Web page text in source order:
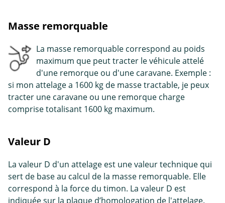
Masse remorquable
La masse remorquable correspond au poids
maximum que peut tracter le véhicule attelé
d'une remorque ou d'une caravane. Exemple :
si mon attelage a 1600 kg de masse tractable, je peux
tracter une caravane ou une remorque charge
comprise totalisant 1600 kg maximum.
Valeur D
La valeur D d'un attelage est une valeur technique qui
sert de base au calcul de la masse remorquable. Elle
correspond à la force du timon. La valeur D est
indiquée sur la plaque d’homologation de l'attelage.